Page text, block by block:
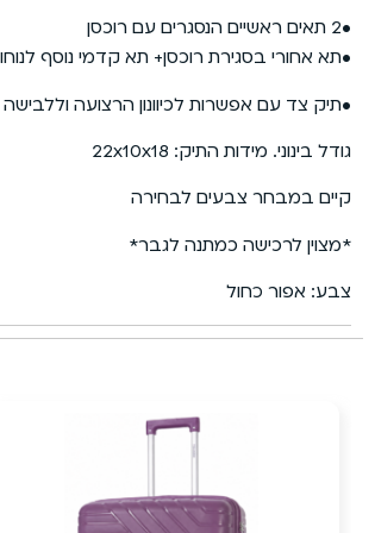
•2 תאים ראשיים הנסגרים עם רוכסן
•תא אחורי בסגירת רוכסן+ תא קדמי נוסף
•תיק צד עם אפשרות לכיוונון הרצועה
גודל בינוני. מידות התיק: 22x10x18
קיים במבחר צבעים לבחירה
*מצוין לרכישה כמתנה לגבר*
צבע: אפור כחול